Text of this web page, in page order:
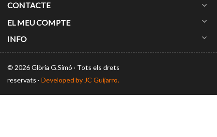
CONTACTE expand_more
EL MEU COMPTE expand_more
INFO expand_more
© 2026 Glòria G.Simó · Tots els drets
reservats · Developed by JC Guijarro.